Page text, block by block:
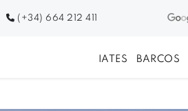
(+34) 664 212 411
IATES BARCOS